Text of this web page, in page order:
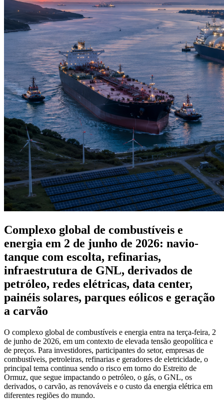
Complexo global de combustíveis e
energia em 2 de junho de 2026: navio-
tanque com escolta, refinarias,
infraestrutura de GNL, derivados de
petróleo, redes elétricas, data center,
painéis solares, parques eólicos e geração
a carvão
O complexo global de combustíveis e energia entra na terça-feira, 2
de junho de 2026, em um contexto de elevada tensão geopolítica e
de preços. Para investidores, participantes do setor, empresas de
combustíveis, petroleiras, refinarias e geradores de eletricidade, o
principal tema continua sendo o risco em torno do Estreito de
Ormuz, que segue impactando o petróleo, o gás, o GNL, os
derivados, o carvão, as renováveis e o custo da energia elétrica em
diferentes regiões do mundo.